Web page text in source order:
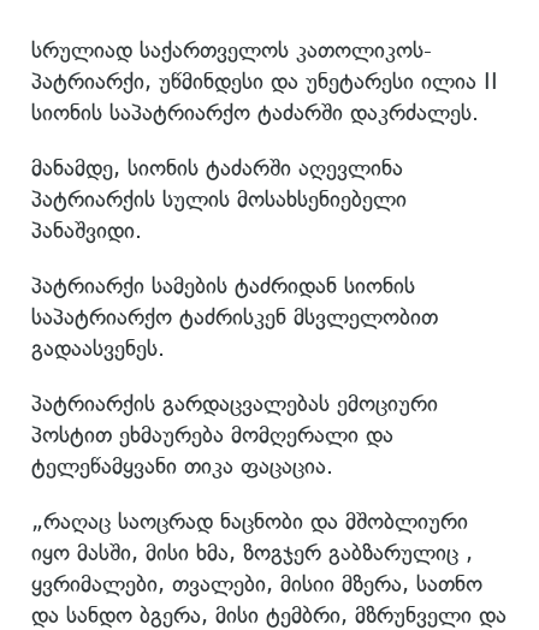
სრულიად საქართველოს კათოლიკოს-
პატრიარქი, უწმინდესი და უნეტარესი ილია II
სიონის საპატრიარქო ტაძარში დაკრძალეს.
მანამდე, სიონის ტაძარში აღევლინა
პატრიარქის სულის მოსახსენიებელი
პანაშვიდი.
პატრიარქი სამების ტაძრიდან სიონის
საპატრიარქო ტაძრისკენ მსვლელობით
გადაასვენეს.
პატრიარქის გარდაცვალებას ემოციური
პოსტით ეხმაურება მომღერალი და
ტელეწამყვანი თიკა ფაცაცია.
„რაღაც საოცრად ნაცნობი და მშობლიური
იყო მასში, მისი ხმა, ზოგჯერ გაბზარულიც ,
ყვრიმალები, თვალები, მისიი მზერა, სათნო
და სანდო ბგერა, მისი ტემბრი, მზრუნველი და